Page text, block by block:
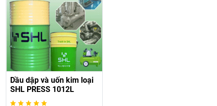
Dầu dập và uốn kim loại
SHL PRESS 1012L